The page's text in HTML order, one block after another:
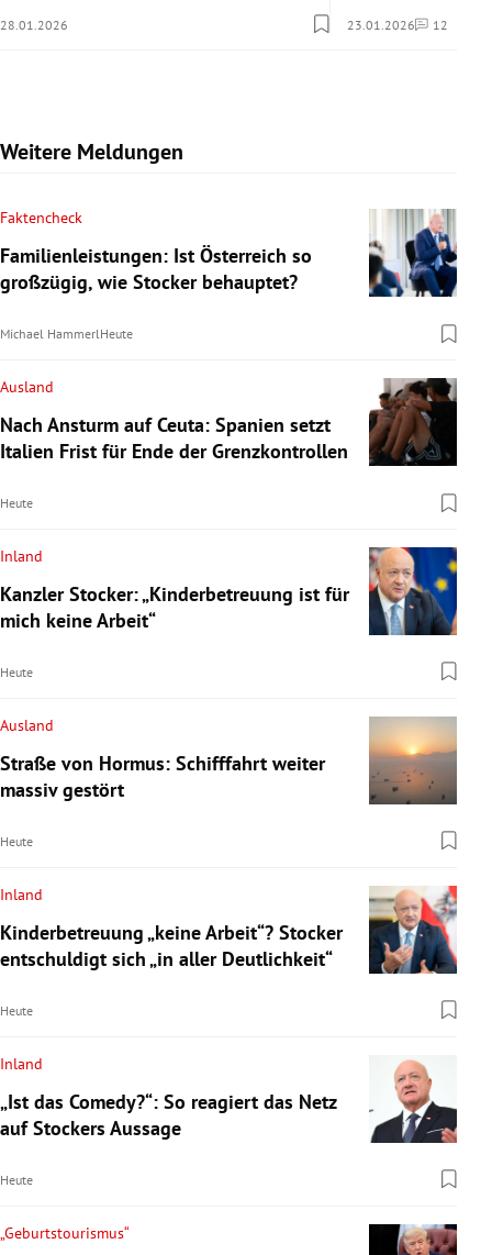
28.01.2026 23.01.2026 12
Kommentare
Weitere Meldungen
Faktencheck
Familienleistungen: Ist Österreich so
großzügig, wie Stocker behauptet?
Michael HammerlHeute
Ausland
Nach Ansturm auf Ceuta: Spanien setzt
Italien Frist für Ende der Grenzkontrollen
Heute
Inland
Kanzler Stocker: „Kinderbetreuung ist für
mich keine Arbeit“
Heute
Ausland
Straße von Hormus: Schifffahrt weiter
massiv gestört
Heute
Inland
Kinderbetreuung „keine Arbeit“? Stocker
entschuldigt sich „in aller Deutlichkeit“
Heute
Inland
„Ist das Comedy?“: So reagiert das Netz
auf Stockers Aussage
Heute
„Geburtstourismus“